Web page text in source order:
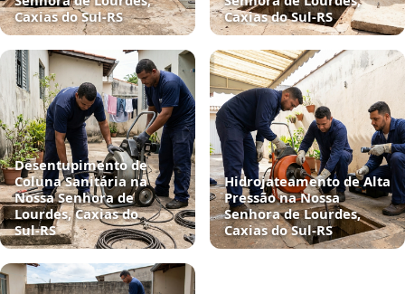
Caxias do Sul‑RS
Caxias do Sul‑RS
Desentupimento de
Coluna Sanitária na
Nossa Senhora de
Lourdes, Caxias do
Sul‑RS
Hidrojateamento de Alta
Pressão na Nossa
Senhora de Lourdes,
Caxias do Sul‑RS